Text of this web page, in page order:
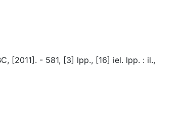
[2011]. - 581, [3] lpp., [16] iel. lpp. : il.,